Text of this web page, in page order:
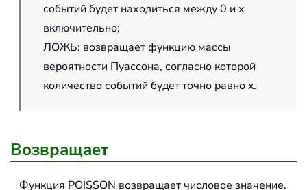
событий будет находиться между 0 и x
включительно;
ЛОЖЬ: возвращает функцию массы
вероятности Пуассона, согласно которой
количество событий будет точно равно x.
Возвращает
Функция POISSON возвращает числовое значение.